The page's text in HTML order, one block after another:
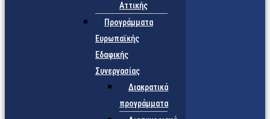
Αττικής
Προγράμματα
Ευρωπαϊκής
Εδαφικής
Συνεργασίας
Διακρατικά
προγράμματα